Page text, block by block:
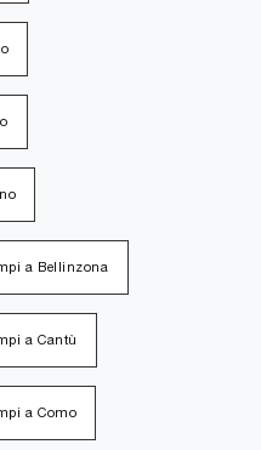
a Bellinzona
a Cantù
a Como